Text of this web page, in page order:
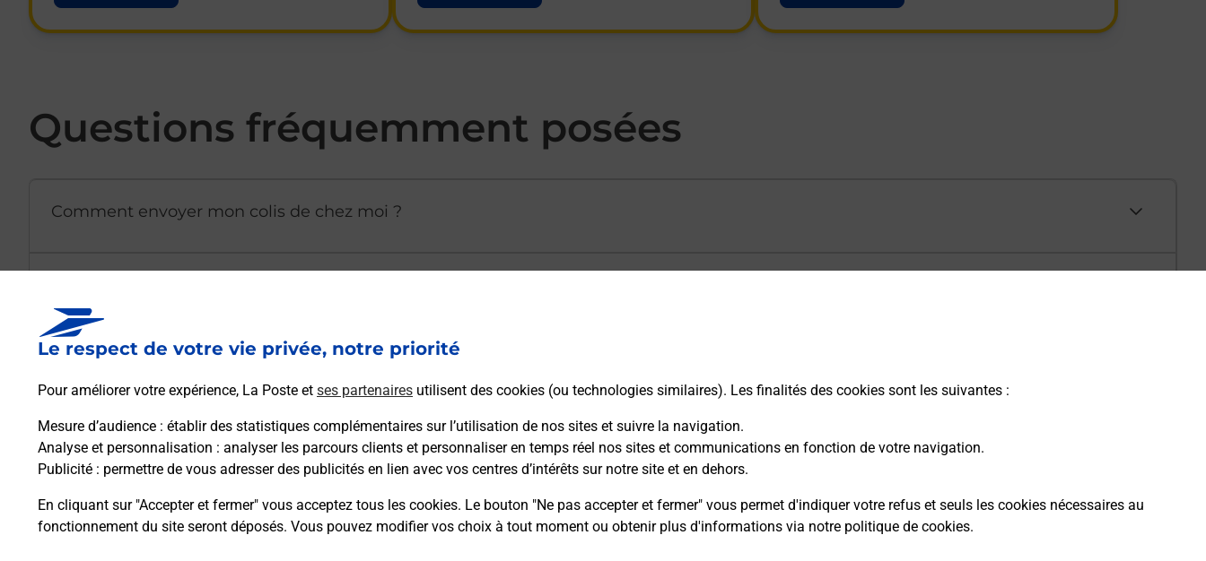
Le respect de votre vie privée, notre priorité
Pour améliorer votre expérience, La Poste et ses partenaires utilisent des cookies (ou technologies similaires). Les finalités des cookies sont les suivantes :
Mesure d’audience : établir des statistiques complémentaires sur l’utilisation de nos sites et suivre la navigation.
Analyse et personnalisation : analyser les parcours clients et personnaliser en temps réel nos sites et communications en fonction de votre navigation.
Publicité : permettre de vous adresser des publicités en lien avec vos centres d’intérêts sur notre site et en dehors.
En cliquant sur "Accepter et fermer" vous acceptez tous les cookies. Le bouton "Ne pas accepter et fermer" vous permet d'indiquer votre refus et seuls les cookies nécessaires au
fonctionnement du site seront déposés. Vous pouvez modifier vos choix à tout moment ou obtenir plus d'informations via notre politique de cookies.
Questions fréquemment posées
Comment envoyer mon colis de chez moi ?
Comment demander une modification de livraison ?
Comment La Poste participe-t-elle à votre sécurité au quotidien ?
Puis-je passer mon code de la route avec La Poste et sous quelles conditions ?